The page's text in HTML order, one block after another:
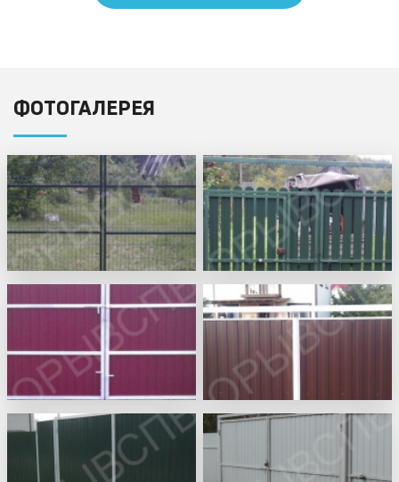
ФОТОГАЛЕРЕЯ